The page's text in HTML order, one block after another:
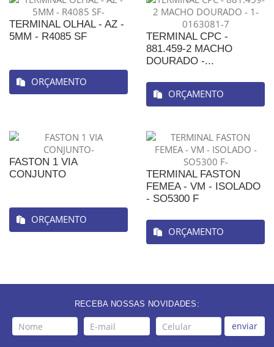
TERMINAL OLHAL - AZ -
5MM - R4085 SF
ORÇAMENTO
TERMINAL CPC -
881.459-2 MACHO
DOURADO -...
ORÇAMENTO
FASTON 1 VIA
CONJUNTO
ORÇAMENTO
TERMINAL FASTON
FEMEA - VM - ISOLADO
- SO5300 F
ORÇAMENTO
RECEBA NOSSAS NOVIDADES:
enviar